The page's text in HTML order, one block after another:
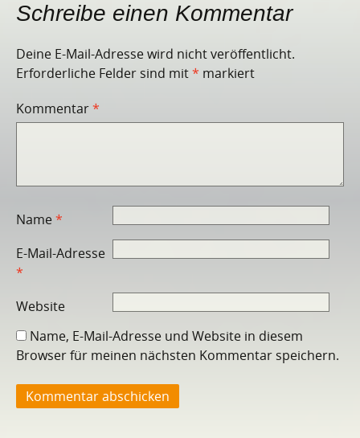
Schreibe einen Kommentar
Deine E-Mail-Adresse wird nicht veröffentlicht.
Erforderliche Felder sind mit* markiert
Kommentar*
Name*
E-Mail-Adresse
*
Website
Name, E-Mail-Adresse und Website in diesem
Browser für meinen nächsten Kommentar speichern.